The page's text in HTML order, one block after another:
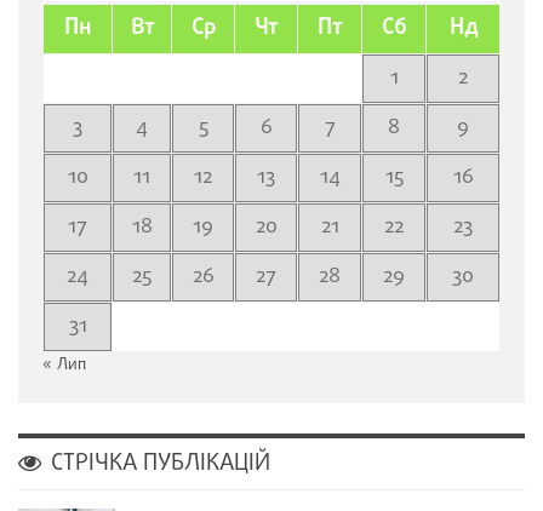
Пн Вт Ср Чт Пт Сб Нд
1
2
3
4 5 6 7 8
9
10
11 12 13 14 15
16
17
18 19 20 21 22
23
24
25 26 27 28 29
30
31
« Лип
СТРІЧКА ПУБЛІКАЦІЙ